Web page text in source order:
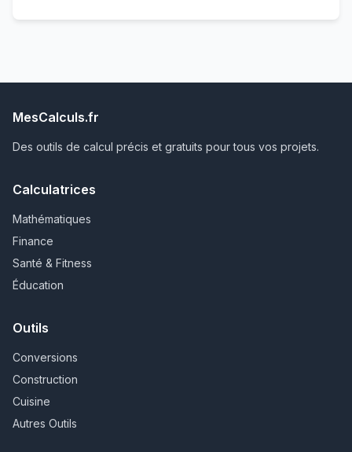
MesCalculs.fr
Des outils de calcul précis et gratuits pour tous vos projets.
Calculatrices
Mathématiques
Finance
Santé & Fitness
Éducation
Outils
Conversions
Construction
Cuisine
Autres Outils